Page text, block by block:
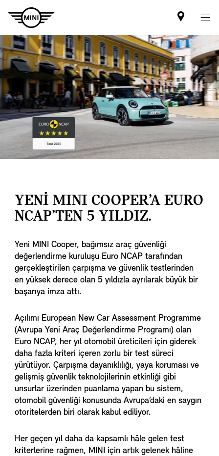
Mini
dealer
partner
YENİ MINI COOPER’A EURO
NCAP’TEN 5 YILDIZ.
Yeni MINI Cooper, bağımsız araç güvenliği
değerlendirme kuruluşu Euro NCAP tarafından
gerçekleştirilen çarpışma ve güvenlik testlerinden
en yüksek derece olan 5 yıldızla ayrılarak büyük bir
başarıya imza attı.
Açılımı European New Car Assessment Programme
(Avrupa Yeni Araç Değerlendirme Programı) olan
Euro NCAP, her yıl otomobil üreticileri için giderek
daha fazla kriteri içeren zorlu bir test süreci
yürütüyor. Çarpışma dayanıklılığı, yaya koruması ve
gelişmiş güvenlik teknolojilerinin etkinliği gibi
unsurlar üzerinden puanlama yapan bu sistem,
otomobil güvenliği konusunda Avrupa’daki en saygın
otoritelerden biri olarak kabul ediliyor.
Her geçen yıl daha da kapsamlı hâle gelen test
kriterlerine rağmen, MINI için artık gelenek hâline